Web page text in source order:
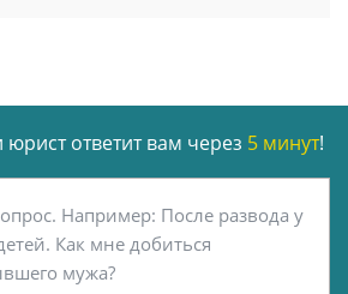
ответит вам через 5 минут!